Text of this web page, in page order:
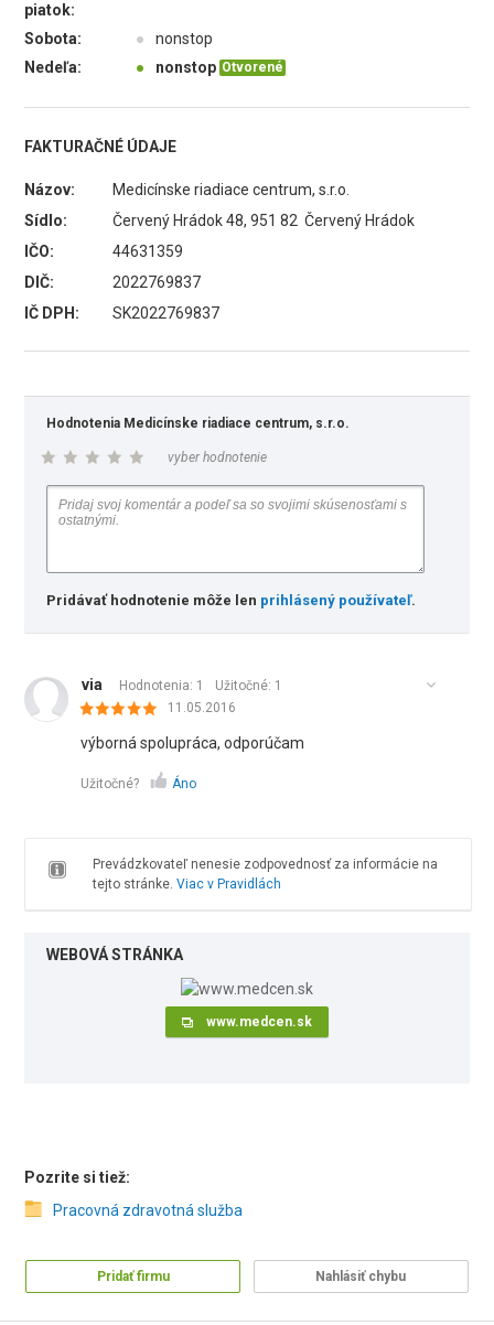
piatok:
Sobota: ●
nonstop
Nedeľa:
● nonstop Otvorené
FAKTURAČNÉ ÚDAJE
Názov:
Medicínske riadiace centrum, s.r.o.
Sídlo:
Červený Hrádok 48, 951 82 Červený Hrádok
IČO:
44631359
DIČ:
2022769837
IČ DPH:
SK2022769837
Hodnotenia Medicínske riadiace centrum, s.r.o.
vyber hodnotenie
Pridávať hodnotenie môže len prihlásený používateľ.
via Hodnotenia: 1 Užitočné: 1
11.05.2016
výborná spolupráca, odporúčam
Užitočné? Áno
Prevádzkovateľ nenesie zodpovednosť za informácie na
tejto stránke. Viac v Pravidlách
WEBOVÁ STRÁNKA
www.medcen.sk
Pozrite si tiež:
Pracovná zdravotná služba
Pridať firmu Nahlásiť chybu